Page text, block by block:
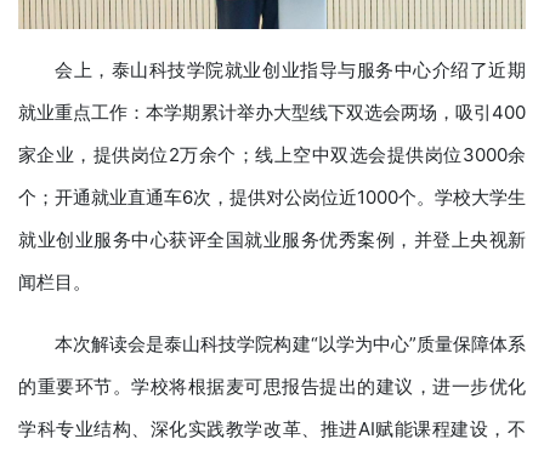
会上，泰山科技学院就业创业指导与服务中心介绍了近期
就业重点工作：本学期累计举办大型线下双选会两场，吸引400
家企业，提供岗位2万余个；线上空中双选会提供岗位3000余
个；开通就业直通车6次，提供对公岗位近1000个。学校大学生
就业创业服务中心获评全国就业服务优秀案例，并登上央视新
闻栏目。
本次解读会是泰山科技学院构建“以学为中心”质量保障体系
的重要环节。学校将根据麦可思报告提出的建议，进一步优化
学科专业结构、深化实践教学改革、推进AI赋能课程建设，不